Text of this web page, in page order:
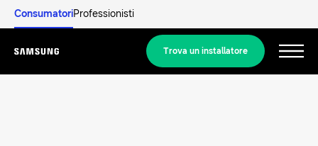
ConsumatoriProfessionisti
Menu
Trova un installatore